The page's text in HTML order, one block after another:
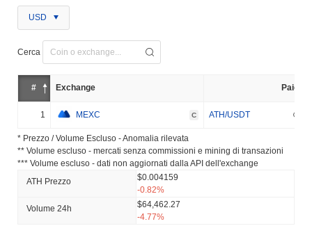
USD
Cerca
# Exchange Paio
1 MEXC C ATH/USDT
* Prezzo / Volume Escluso - Anomalia rilevata
** Volume escluso - mercati senza commissioni e mining di transazioni
*** Volume escluso - dati non aggiornati dalla API dell'exchange
ATH Prezzo
$0.004159
-0.82%
Volume 24h
$64,462.27
-4.77%